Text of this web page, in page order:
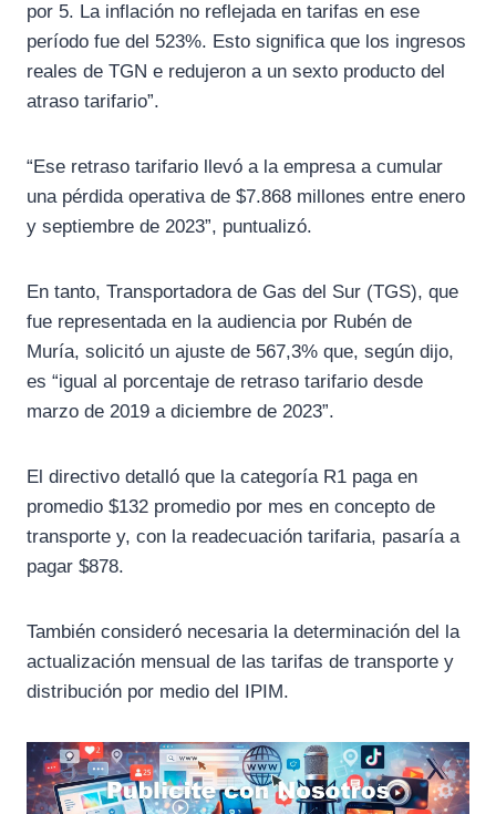
por 5. La inflación no reflejada en tarifas en ese
período fue del 523%. Esto significa que los ingresos
reales de TGN e redujeron a un sexto producto del
atraso tarifario”.
“Ese retraso tarifario llevó a la empresa a cumular
una pérdida operativa de $7.868 millones entre enero
y septiembre de 2023”, puntualizó.
En tanto, Transportadora de Gas del Sur (TGS), que
fue representada en la audiencia por Rubén de
Muría, solicitó un ajuste de 567,3% que, según dijo,
es “igual al porcentaje de retraso tarifario desde
marzo de 2019 a diciembre de 2023”.
El directivo detalló que la categoría R1 paga en
promedio $132 promedio por mes en concepto de
transporte y, con la readecuación tarifaria, pasaría a
pagar $878.
También consideró necesaria la determinación del la
actualización mensual de las tarifas de transporte y
distribución por medio del IPIM.